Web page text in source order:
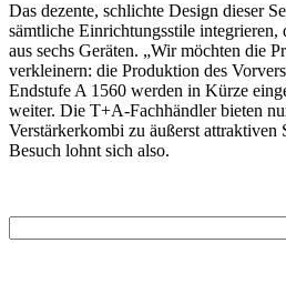
Das dezente, schlichte Design dieser
sämtliche Einrichtungsstile integrieren,
aus sechs Geräten. „Wir möchten die
verkleinern: die Produktion des
Endstufe A 1560 werden in Kürze
weiter. Die T+A-Fachhändler bieten
Verstärkerkombi zu äußerst attraktiven
Besuch lohnt sich also.